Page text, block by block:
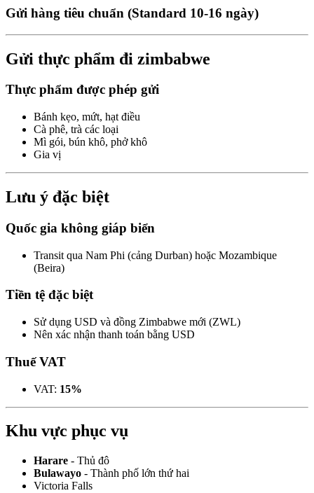
Gửi hàng tiêu chuẩn (Standard 10-16 ngày)
Gửi thực phẩm đi zimbabwe
Thực phẩm được phép gửi
Bánh kẹo, mứt, hạt điều
Cà phê, trà các loại
Mì gói, bún khô, phở khô
Gia vị
Lưu ý đặc biệt
Quốc gia không giáp biển
Transit qua Nam Phi (cảng Durban) hoặc Mozambique
(Beira)
Tiền tệ đặc biệt
Sử dụng USD và đồng Zimbabwe mới (ZWL)
Nên xác nhận thanh toán bằng USD
Thuế VAT
VAT: 15%
Khu vực phục vụ
Harare - Thủ đô
Bulawayo - Thành phố lớn thứ hai
Victoria Falls